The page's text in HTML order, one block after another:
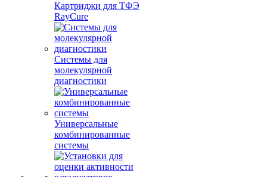
Картриджи для ТФЭ
RayCure
Системы для
молекулярной
диагностики
Универсальные
комбинированные
системы